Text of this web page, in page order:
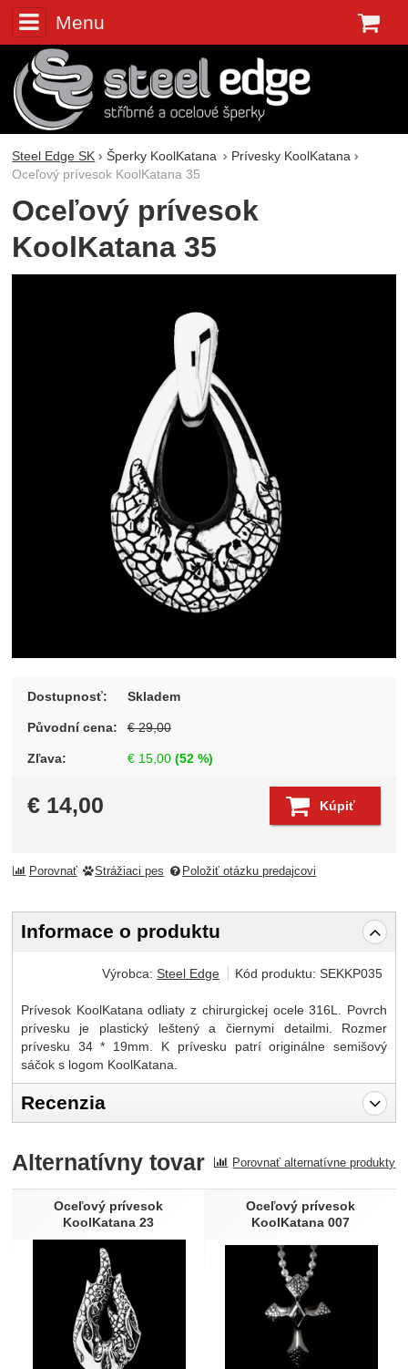
Menu
Steel Edge SK Šperky KoolKatana
Prívesky KoolKatana
Oceľový prívesok KoolKatana 35
Oceľový prívesok
KoolKatana 35
Dostupnosť: Skladem
Původní cena: €29,00
Zľava: €15,00 (52%)
€ 14,00 Kúpiť
Porovnať Strážiaci pes Položiť otázku predajcovi
Informace o produktu
Výrobca:Steel Edge Kód produktu:SEKKP035
Prívesok KoolKatana odliaty z chirurgickej ocele 316L. Povrch
prívesku je plastický leštený a čiernymi detailmi. Rozmer
prívesku 34 * 19mm. K prívesku patrí originálne semišový
sáčok s logom KoolKatana.
Recenzia
Recenzia
Nebola pridaná žiadna recenzia.
Alternatívny tovar Porovnať alternatívne produkty
Oceľový prívesok
KoolKatana 23
Oceľový prívesok
KoolKatana 007